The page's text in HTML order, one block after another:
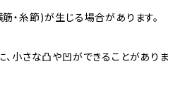
・糸節)が生じる場合があります。
、小さな凸や凹ができることがありま